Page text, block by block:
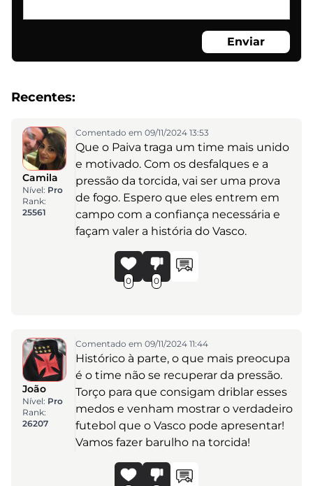
Enviar
Recentes:
Camila
Nível: Pro
Rank:
25561
Comentado em 09/11/2024 13:53
Que o Paiva traga um time mais unido
e motivado. Com os desfalques e a
pressão da torcida, vai ser uma prova
de fogo. Espero que eles entrem em
campo com a confiança necessária e
façam valer a história do Vasco.
0 0
João
Nível: Pro
Rank:
26207
Comentado em 09/11/2024 11:44
Histórico à parte, o que mais preocupa
é o time não se recuperar da pressão.
Torço para que consigam driblar esses
medos e venham mostrar o verdadeiro
futebol que o Vasco pode apresentar!
Vamos fazer barulho na torcida!